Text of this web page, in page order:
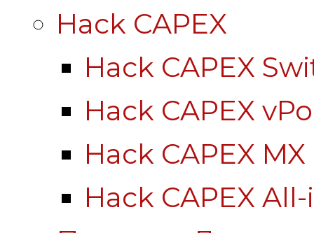
Hack CAPEX
Hack CAPEX
Hack CAPEX
Hack CAPEX MX
Hack CAPEX